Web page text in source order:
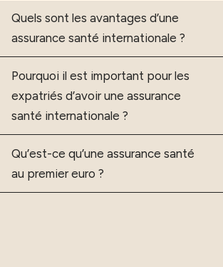
Quels sont les avantages d’une
assurance santé internationale ?
Pourquoi il est important pour les
expatriés d’avoir une assurance
santé internationale ?
Qu’est-ce qu’une assurance santé
au premier euro ?